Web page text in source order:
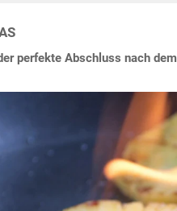
perfekte Abschluss nach